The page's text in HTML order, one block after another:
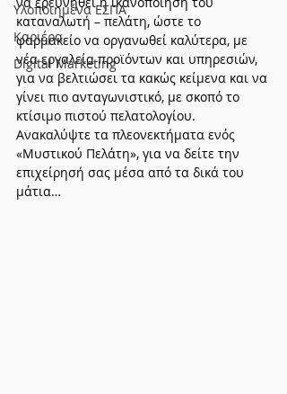
Υλοποιημένα ΕΣΠΑ
Καριέρα
Digital Marketing
καταναλωτή – πελάτη, ώστε το
φαρμακείο να οργανωθεί καλύτερα, με
νέα εργαλεία προϊόντων και υπηρεσιών,
για να βελτιώσει τα κακώς κείμενα και να
γίνει πιο ανταγωνιστικό, με σκοπό το
κτίσιμο πιστού πελατολογίου.
Ανακαλύψτε τα πλεονεκτήματα ενός
«Μυστικού Πελάτη», για να δείτε την
επιχείρησή σας μέσα από τα δικά του
μάτια…